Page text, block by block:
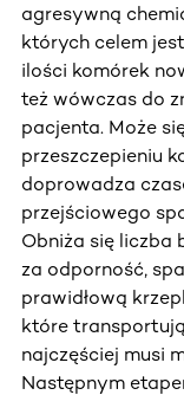
agresywną
których celem
ilości komórek
też wówczas do
pacjenta. Może
przeszczepieniu
doprowadza
przejściowego
Obniża się liczba
za odporność,
prawidłową
które
najczęściej musi
Następnym